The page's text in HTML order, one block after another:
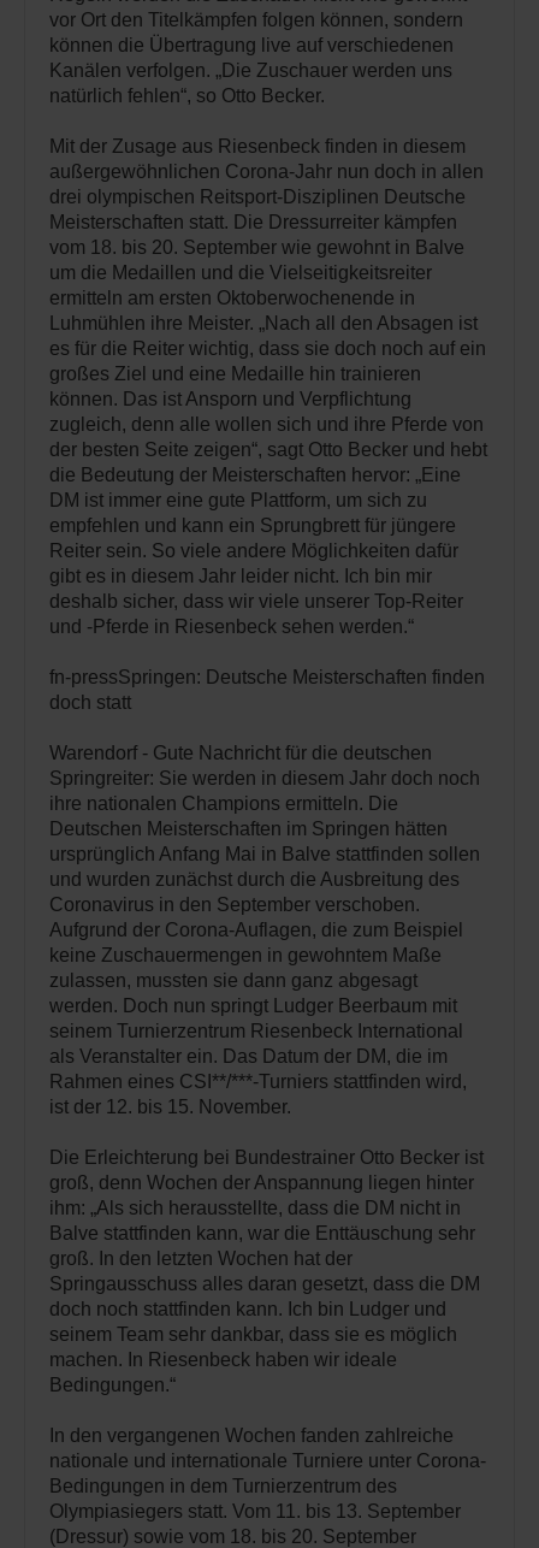
vor Ort den Titelkämpfen folgen können, sondern
können die Übertragung live auf verschiedenen
Kanälen verfolgen. „Die Zuschauer werden uns
natürlich fehlen“, so Otto Becker.
Mit der Zusage aus Riesenbeck finden in diesem
außergewöhnlichen Corona-Jahr nun doch in allen
drei olympischen Reitsport-Disziplinen Deutsche
Meisterschaften statt. Die Dressurreiter kämpfen
vom 18. bis 20. September wie gewohnt in Balve
um die Medaillen und die Vielseitigkeitsreiter
ermitteln am ersten Oktoberwochenende in
Luhmühlen ihre Meister. „Nach all den Absagen ist
es für die Reiter wichtig, dass sie doch noch auf ein
großes Ziel und eine Medaille hin trainieren
können. Das ist Ansporn und Verpflichtung
zugleich, denn alle wollen sich und ihre Pferde von
der besten Seite zeigen“, sagt Otto Becker und hebt
die Bedeutung der Meisterschaften hervor: „Eine
DM ist immer eine gute Plattform, um sich zu
empfehlen und kann ein Sprungbrett für jüngere
Reiter sein. So viele andere Möglichkeiten dafür
gibt es in diesem Jahr leider nicht. Ich bin mir
deshalb sicher, dass wir viele unserer Top-Reiter
und -Pferde in Riesenbeck sehen werden.“
fn-pressSpringen: Deutsche Meisterschaften finden
doch statt
Warendorf - Gute Nachricht für die deutschen
Springreiter: Sie werden in diesem Jahr doch noch
ihre nationalen Champions ermitteln. Die
Deutschen Meisterschaften im Springen hätten
ursprünglich Anfang Mai in Balve stattfinden sollen
und wurden zunächst durch die Ausbreitung des
Coronavirus in den September verschoben.
Aufgrund der Corona-Auflagen, die zum Beispiel
keine Zuschauermengen in gewohntem Maße
zulassen, mussten sie dann ganz abgesagt
werden. Doch nun springt Ludger Beerbaum mit
seinem Turnierzentrum Riesenbeck International
als Veranstalter ein. Das Datum der DM, die im
Rahmen eines CSI**/***-Turniers stattfinden wird,
ist der 12. bis 15. November.
Die Erleichterung bei Bundestrainer Otto Becker ist
groß, denn Wochen der Anspannung liegen hinter
ihm: „Als sich herausstellte, dass die DM nicht in
Balve stattfinden kann, war die Enttäuschung sehr
groß. In den letzten Wochen hat der
Springausschuss alles daran gesetzt, dass die DM
doch noch stattfinden kann. Ich bin Ludger und
seinem Team sehr dankbar, dass sie es möglich
machen. In Riesenbeck haben wir ideale
Bedingungen.“
In den vergangenen Wochen fanden zahlreiche
nationale und internationale Turniere unter Corona-
Bedingungen in dem Turnierzentrum des
Olympiasiegers statt. Vom 11. bis 13. September
(Dressur) sowie vom 18. bis 20. September